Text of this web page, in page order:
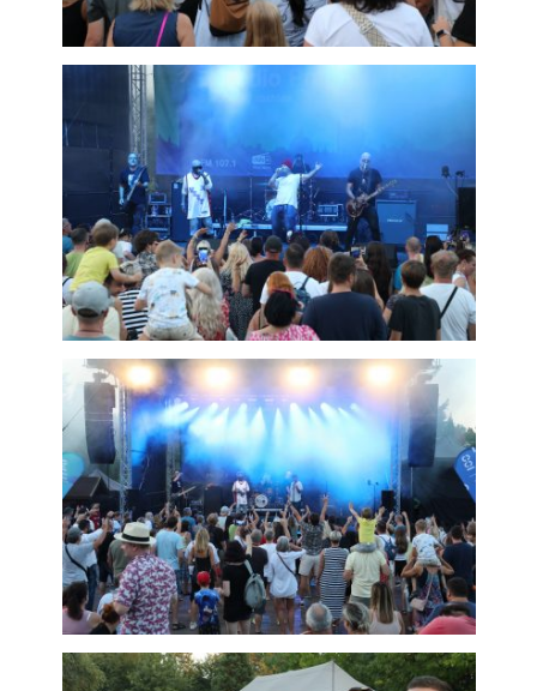
Personalizované
soubory cookie a
další technologie,
abychom
přizpůsobili naše
webové stránky
potřebám a
zájmům našich
návštěvníků.
Reklamní cookies
Reklamní cookies
používáme my
nebo naši partneři,
abychom Vám
mohli zobrazit
vhodné obsahy
nebo reklamy jak
na našich
stránkách, tak na
stránkách třetích
subjektů. Díky tomu
profily založené na